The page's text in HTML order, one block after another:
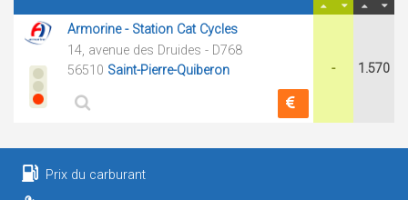
Armorine - Station Cat Cycles
14, avenue des Druides - D768
56510 Saint-Pierre-Quiberon - 1.570
Prix du carburant